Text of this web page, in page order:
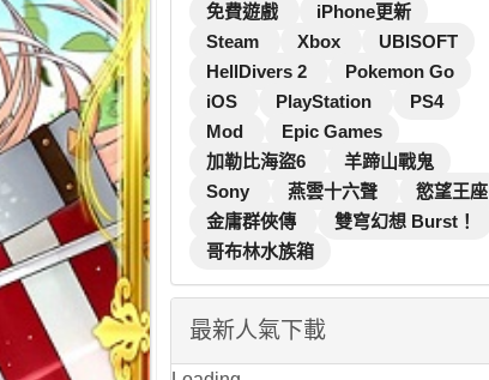
免費遊戲
iPhone更新
Steam
Xbox
UBISOFT
HellDivers 2
Pokemon Go
iOS
PlayStation
PS4
Mod
Epic Games
加勒比海盜6
羊蹄山戰鬼
Sony
燕雲十六聲
慾望王座
金庸群俠傳
雙穹幻想 Burst！
哥布林水族箱
最新人氣下載